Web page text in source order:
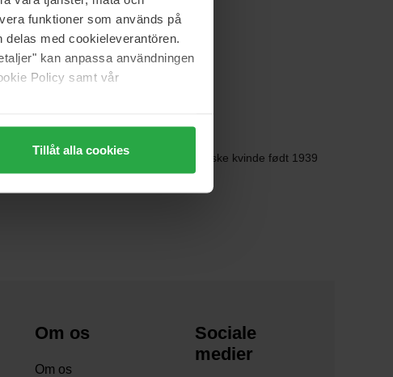
funktioner som används på
med cookieleverantören.
kan anpassa användningen
Policy samt vår
Tillåt alla cookies
klædte kvinder. Denne venezuelanske kvinde født 1939
nu er tilgængelige hos Bangerhead.dk
Om os
Om os
Sociale
medier